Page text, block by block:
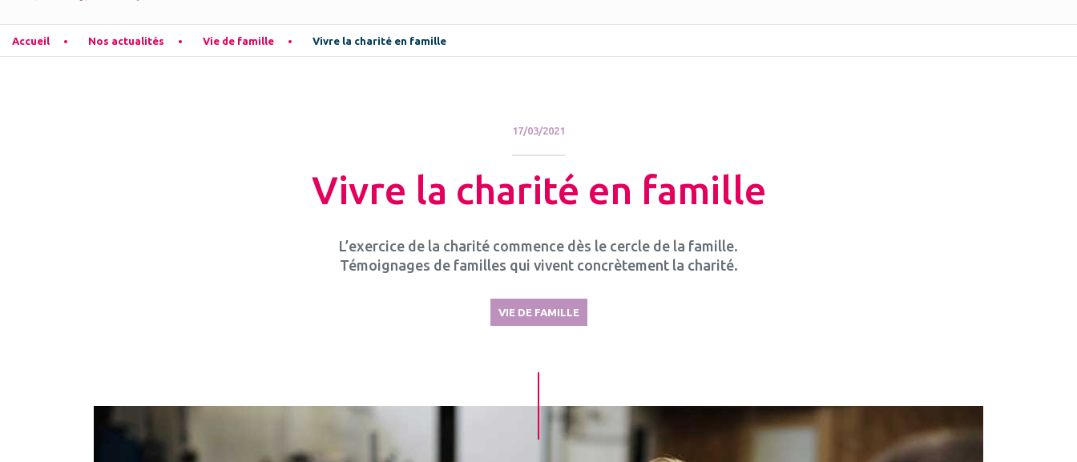
Accueil Nos actualités Vie de famille Vivre la charité en famille
17/03/2021
Vivre la charité en famille
L’exercice de la charité commence dès le cercle de la famille.
Témoignages de familles qui vivent concrètement la charité.
VIE DE FAMILLE